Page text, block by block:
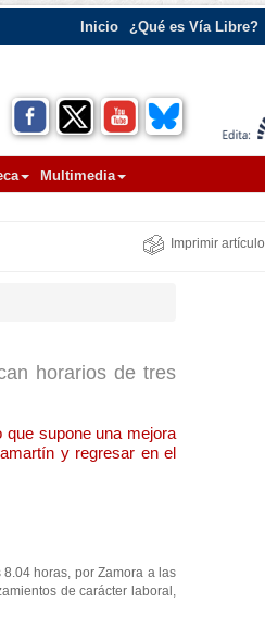
Inicio ¿Qué es Vía Libre?
Multimedia
Imprimir artículo
horarios de tres
que supone una mejora
y regresar en el
horas, por Zamora a las
de carácter laboral,